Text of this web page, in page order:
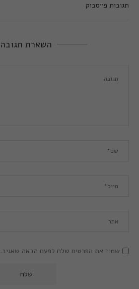
תגובות פייסבוק
השארת תגובה
שמור את הפרטים שלח לפעם הבאה שאגיב.